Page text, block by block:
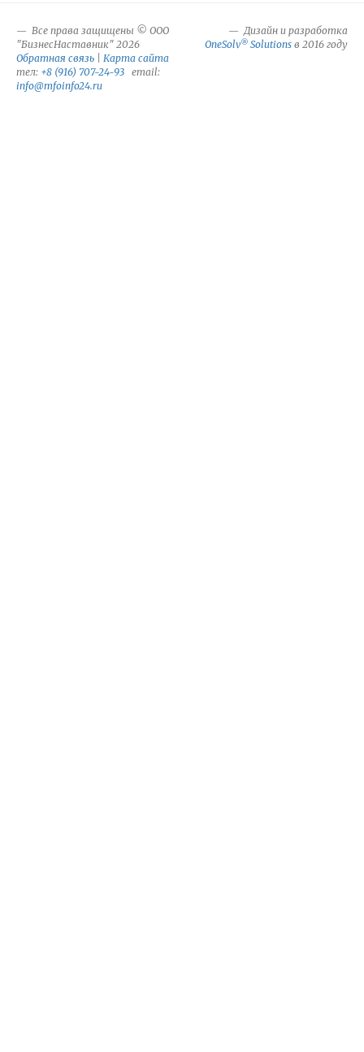
Все права защищены © ООО
"БизнесНаставник" 2026
Обратная связь
Карта сайта
тел: +8 (916) 707-24-93 email:
info@mfoinfo24.ru
Дизайн и разработка
OneSolv® Solutions в 2016 году